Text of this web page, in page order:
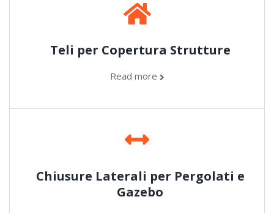
Teli per Copertura Strutture
Read more
Chiusure Laterali per Pergolati e
Gazebo